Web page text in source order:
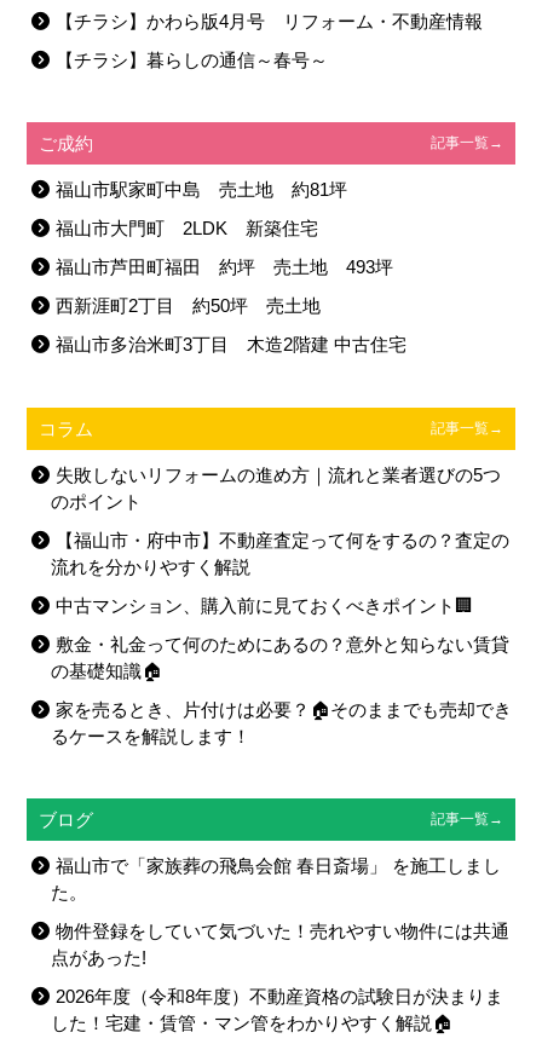
【チラシ】かわら版4月号 リフォーム・不動産情報
【チラシ】暮らしの通信～春号～
ご成約 記事一覧→
福山市駅家町中島 売土地 約81坪
福山市大門町 2LDK 新築住宅
福山市芦田町福田 約坪 売土地 493坪
西新涯町2丁目 約50坪 売土地
福山市多治米町3丁目 木造2階建 中古住宅
コラム 記事一覧→
失敗しないリフォームの進め方｜流れと業者選びの5つ
のポイント
【福山市・府中市】不動産査定って何をするの？査定の
流れを分かりやすく解説
中古マンション、購入前に見ておくべきポイント🏢
敷金・礼金って何のためにあるの？意外と知らない賃貸
の基礎知識🏠
家を売るとき、片付けは必要？🏠そのままでも売却でき
るケースを解説します！
ブログ 記事一覧→
福山市で「家族葬の飛鳥会館 春日斎場」 を施工しまし
た。
物件登録をしていて気づいた！売れやすい物件には共通
点があった!
2026年度（令和8年度）不動産資格の試験日が決まりま
した！宅建・賃管・マン管をわかりやすく解説🏠